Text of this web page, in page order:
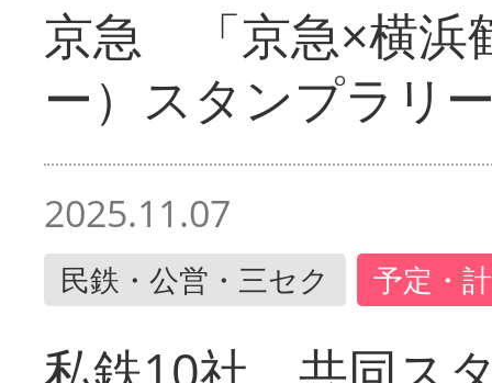
京急 「京急×横浜
ー）スタンプラリ
2025.11.07
民鉄・公営・三セク 予定・